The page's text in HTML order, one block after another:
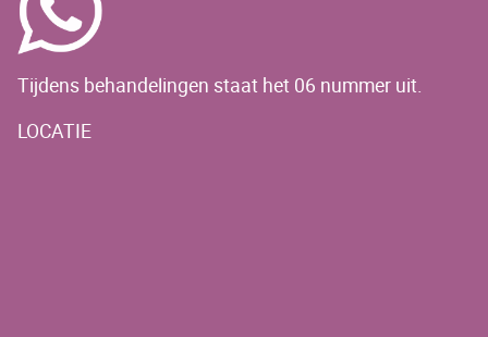
Tijdens behandelingen staat het 06 nummer uit.
LOCATIE